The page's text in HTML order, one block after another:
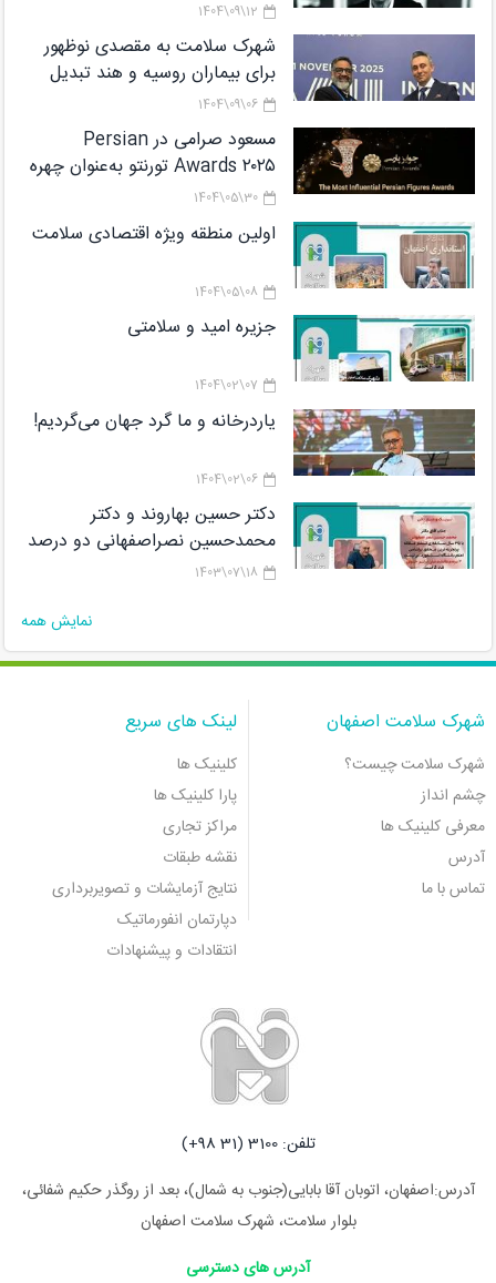
12\09\1404
شهرک سلامت به مقصدی نوظهور
برای بیماران روسیه و هند تبدیل
می‌شود
06\09\1404
مسعود صرامی در Persian
Awards ۲۰۲۵ تورنتو به‌عنوان چهره
شاخص معرفی شد
30\05\1404
اولین منطقه ویژه اقتصادی سلامت
08\05\1404
جزیره امید و سلامتی
07\02\1404
یاردرخانه و ما گرد جهان می‌گردیم!
06\02\1404
دکتر حسین بهاروند و دکتر
محمدحسین نصراصفهانی دو درصد
دانشمندان برتر پژوهشگاه رویان در
18\07\1403
نمایش همه
شهرک سلامت اصفهان
شهرک سلامت چیست؟
چشم انداز
معرفی کلینیک ها
آدرس
تماس با ما
لینک های سریع
کلینیک ها
پارا کلینیک ها
مراکز تجاری
نقشه طبقات
نتایج آزمایشات و تصویربرداری
دپارتمان انفورماتیک
انتقادات و پیشنهادات
تلفن: 3100 (31 98+)
آدرس:اصفهان، اتوبان آقا بابایی(جنوب به شمال)، بعد از روگذر حکیم شفائی،
بلوار سلامت، شهرک سلامت اصفهان
آدرس های دسترسی